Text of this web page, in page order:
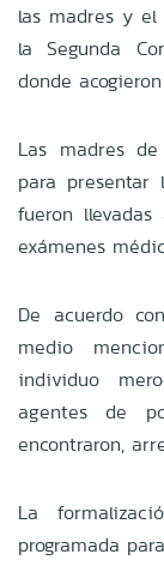
las madres y el
la Segunda
donde
Las madres
para presentar
fueron
exámenes
De acuerdo
medio
individuo
agentes de
encontraron,
La
programada